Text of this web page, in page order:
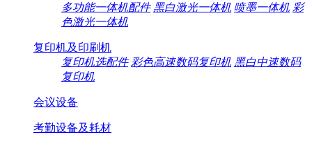
多功能一体机配件 黑白激光一体机 喷墨一体机 彩
色激光一体机
复印机及印刷机
复印机选配件 彩色高速数码复印机 黑白中速数码
复印机
会议设备
考勤设备及耗材